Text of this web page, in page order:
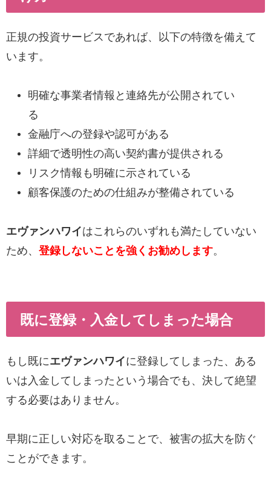
正規の投資サービスであれば、以下の特徴を備えて
います。
明確な事業者情報と連絡先が公開されてい
る
金融庁への登録や認可がある
詳細で透明性の高い契約書が提供される
リスク情報も明確に示されている
顧客保護のための仕組みが整備されている
エヴァンハワイ はこれらのいずれも満たしていない
ため、 登録しないことを強くお勧めします。
既に登録・入金してしまった場合
もし既にエヴァンハワイに登録してしまった、ある
いは入金してしまったという場合でも、決して絶望
する必要はありません。
早期に正しい対応を取ることで、被害の拡大を防ぐ
ことができます。